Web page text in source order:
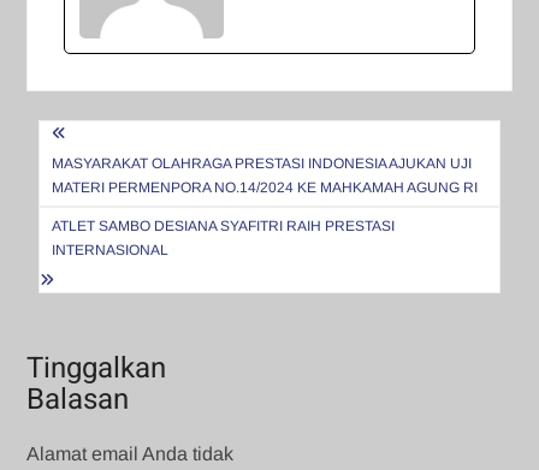
Navigasi
pos
MASYARAKAT OLAHRAGA PRESTASI INDONESIA AJUKAN UJI
MATERI PERMENPORA NO.14/2024 KE MAHKAMAH AGUNG RI
ATLET SAMBO DESIANA SYAFITRI RAIH PRESTASI
INTERNASIONAL
Tinggalkan
Balasan
Alamat email Anda tidak